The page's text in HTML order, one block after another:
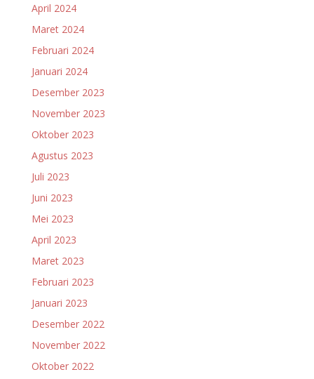
April 2024
Maret 2024
Februari 2024
Januari 2024
Desember 2023
November 2023
Oktober 2023
Agustus 2023
Juli 2023
Juni 2023
Mei 2023
April 2023
Maret 2023
Februari 2023
Januari 2023
Desember 2022
November 2022
Oktober 2022